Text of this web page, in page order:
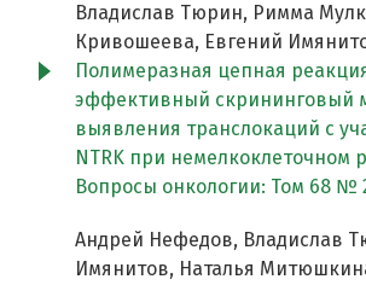
Владислав Тюрин, Римма
Кривошеева, Евгений
Полимеразная цепная
эффективный скрининговый
выявления транслокаций с
NTRK при немелкоклеточном
Вопросы онкологии: Том 68 №
Андрей Нефедов, Владислав
Имянитов, Наталья